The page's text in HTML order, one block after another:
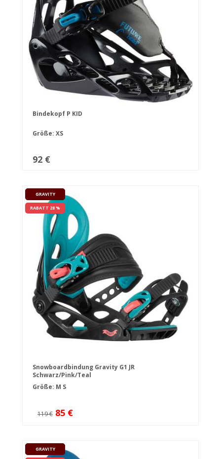
Bindekopf P KID
Größe: XS
92 €
GRAVITY
RABATT 28 %
Snowboardbindung Gravity G1 JR
Schwarz/Pink/Teal
Größe: M S
119 € 85 €
GRAVITY